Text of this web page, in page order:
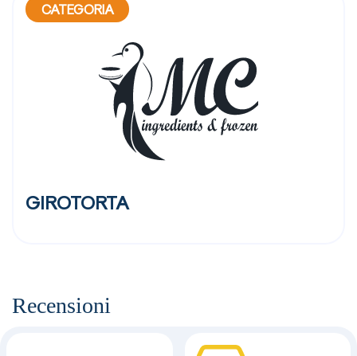
CATEGORIA
GIROTORTA
Recensioni